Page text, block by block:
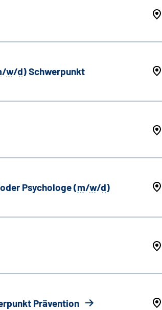
/w/d) Schwerpunkt
Psychologe (m/w/d)
Prävention